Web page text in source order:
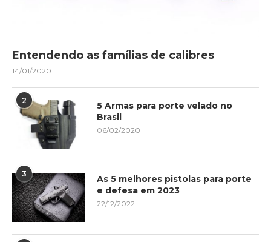
Entendendo as famílias de calibres
14/01/2020
2
5 Armas para porte velado no
Brasil
06/02/2020
3
As 5 melhores pistolas para porte
e defesa em 2023
22/12/2022